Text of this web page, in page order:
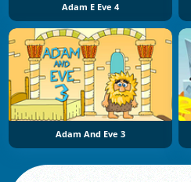
Adam E Eve 4
Adam And Eve 3